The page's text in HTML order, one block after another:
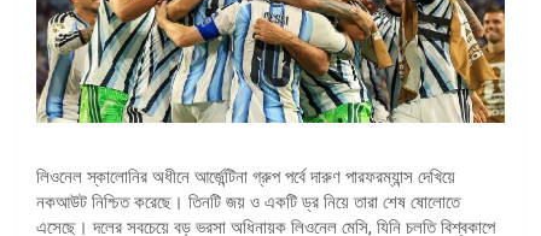
লিওনেল স্কালোনির অধীনে আর্জেন্টিনা গ্রুপ পর্বে দারুণ পারফরম্যান্স দেখিয়ে
নকআউট নিশ্চিত করেছে। তিনটি জয় ও একটি ড্র নিয়ে তারা শেষ ষোলোতে
এসেছে। দলের সবচেয়ে বড় ভরসা অধিনায়ক লিওনেল মেসি, যিনি চলতি বিশ্বকাপে